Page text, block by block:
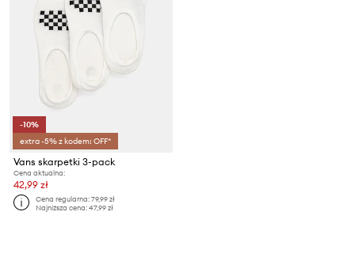
-10%
extra -5% z kodem: OFF*
Vans skarpetki 3-pack
Cena aktualna:
42,99 zł
Cena regularna:79,99 zł
Najniższa cena:47,99 zł